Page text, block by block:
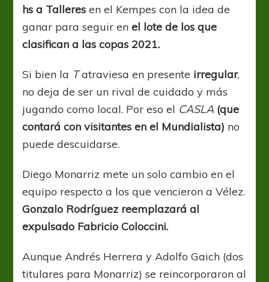
hs a Talleres en el Kempes con la idea de
ganar para seguir enel lote de los que
clasifican a las copas 2021.
Si bien la Tatraviesa en presente irregular,
no deja de ser un rival de cuidado y más
jugando como local. Por eso el CASLA (que
contará con visitantes en el Mundialista) no
puede descuidarse.
Diego Monarriz mete un solo cambio en el
equipo respecto a los que vencieron a Vélez.
Gonzalo Rodríguez reemplazará al
expulsado Fabricio Coloccini.
Aunque Andrés Herrera y Adolfo Gaich (dos
titulares para Monarriz) se reincorporaron al